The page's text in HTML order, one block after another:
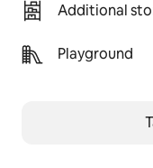
Additional
Playground